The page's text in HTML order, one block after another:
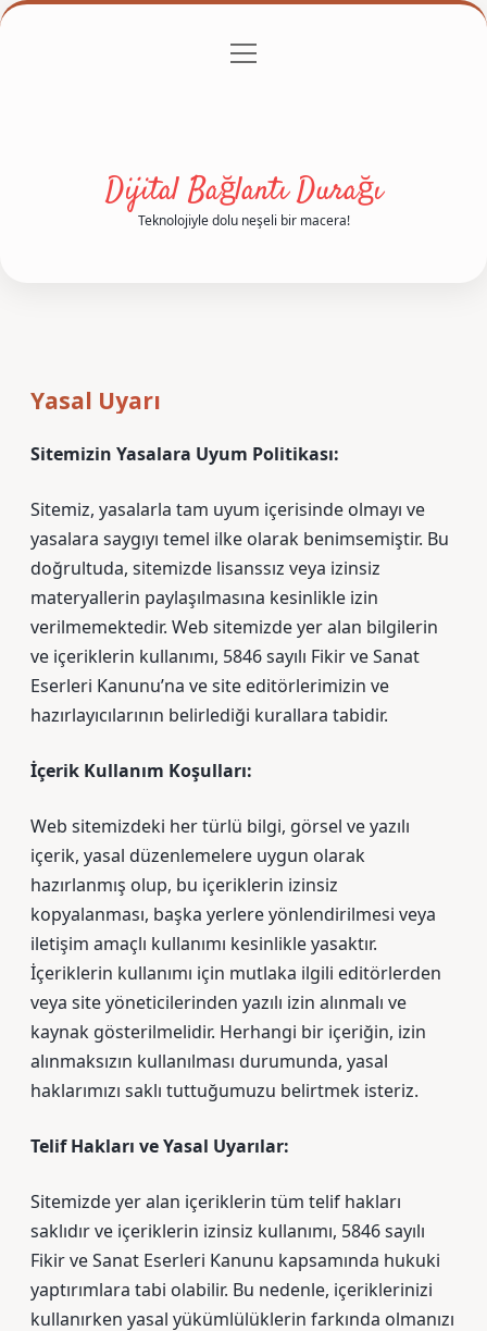
Gizlilik Politikası
menüyü
Dijital Bağlantı Durağı
Teknolojiyle dolu neşeli bir macera!
Yasal Uyarı
Sitemizin Yasalara Uyum Politikası:
Sitemiz, yasalarla tam uyum içerisinde olmayı ve
yasalara saygıyı temel ilke olarak benimsemiştir. Bu
doğrultuda, sitemizde lisanssız veya izinsiz
materyallerin paylaşılmasına kesinlikle izin
verilmemektedir. Web sitemizde yer alan bilgilerin
ve içeriklerin kullanımı, 5846 sayılı Fikir ve Sanat
Eserleri Kanunu’na ve site editörlerimizin ve
hazırlayıcılarının belirlediği kurallara tabidir.
İçerik Kullanım Koşulları:
Web sitemizdeki her türlü bilgi, görsel ve yazılı
içerik, yasal düzenlemelere uygun olarak
hazırlanmış olup, bu içeriklerin izinsiz
kopyalanması, başka yerlere yönlendirilmesi veya
iletişim amaçlı kullanımı kesinlikle yasaktır.
İçeriklerin kullanımı için mutlaka ilgili editörlerden
veya site yöneticilerinden yazılı izin alınmalı ve
kaynak gösterilmelidir. Herhangi bir içeriğin, izin
alınmaksızın kullanılması durumunda, yasal
haklarımızı saklı tuttuğumuzu belirtmek isteriz.
Telif Hakları ve Yasal Uyarılar:
Sitemizde yer alan içeriklerin tüm telif hakları
saklıdır ve içeriklerin izinsiz kullanımı, 5846 sayılı
Fikir ve Sanat Eserleri Kanunu kapsamında hukuki
yaptırımlara tabi olabilir. Bu nedenle, içeriklerinizi
kullanırken yasal yükümlülüklerin farkında olmanızı